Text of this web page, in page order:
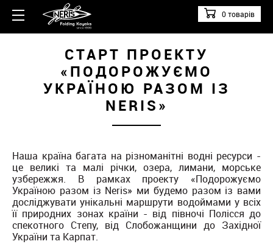
0 товарів
СТАРТ ПРОЕКТУ
«ПОДОРОЖУЄМО
УКРАЇНОЮ РАЗОМ ІЗ
NERIS»
Наша країна багата на різноманітні водні ресурси -
це великі та малі річки, озера, лимани, морське
узбережжя. В рамках проекту «Подорожуємо
Україною разом із Neris» ми будемо разом із вами
досліджувати унікальні маршрути водоймами у всіх
її природних зонах країни - від півночі Полісся до
спекотного Степу, від Слобожанщини до Західної
України та Карпат.